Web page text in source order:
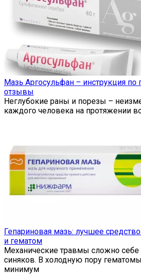
Мазь Аргосульфан – инструкция
отзывы
Неглубокие раны и порезы –
каждого человека на протяжении
Гепариновая мазь: лучшее
и гематом
Механические травмы сложно себе
синяков. В холодную пору
минимум